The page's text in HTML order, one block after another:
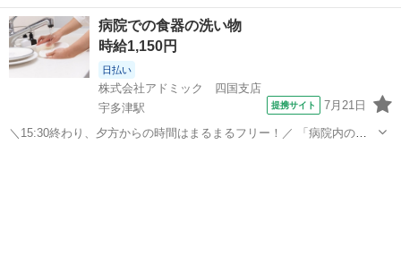
ーズが運営する寿司居酒屋「や台ずし」では、 鮮魚の一部を加工済み
の状態で仕入れることで仕込みの負担を大幅に削減しています。 入社
後は余計な工程に時間...
香川 丸亀市 キッチン
病院での食器の洗い物
時給1,150円
日払い
株式会社アドミック 四国支店
宇多津駅
提携サイト 7月21日
＼15:30終わり、夕方からの時間はまるまるフリー！／ 「病院内の洗